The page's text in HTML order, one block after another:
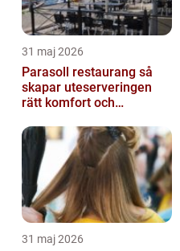
31 maj 2026
Parasoll restaurang så
skapar uteserveringen
rätt komfort och
31 maj 2026